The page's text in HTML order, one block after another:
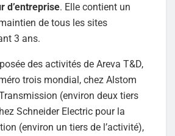
d’entreprise. Elle contient un
de tous les sites
3 ans.
des activités de Areva T&D,
trois mondial, chez Alstom
(environ deux tiers
Schneider Electric pour la
(environ un tiers de l’activité),